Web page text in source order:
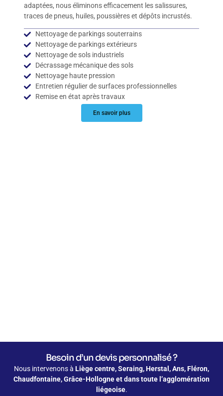
adaptées, nous éliminons efficacement les salissures,
traces de pneus, huiles, poussières et dépôts incrustés.
Nettoyage de parkings souterrains
Nettoyage de parkings extérieurs
Nettoyage de sols industriels
Décrassage mécanique des sols
Nettoyage haute pression
Entretien régulier de surfaces professionnelles
Remise en état après travaux
En savoir plus
Besoin d’un devis personnalisé ?
Nous intervenons à Liège centre, Seraing, Herstal, Ans, Fléron,
Chaudfontaine, Grâce-Hollogne et dans toute l’agglomération
liégeoise.